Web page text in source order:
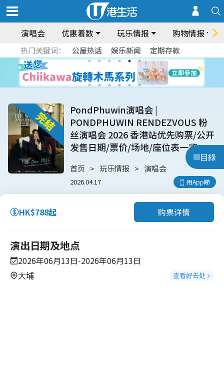
演唱会 优惠着数 玩乐情报 购物情报
热门关键词： 公屋热话 娱乐新闻 定期存款
目錄
PondPhuwin演唱会 |
PONDPHUWIN RENDEZVOUS 粉
丝演唱会 2026 香港站优先购票/公开
发售日期/票价/场地/座位表一览
首页 玩乐情报 演唱会
2026.04.17 用App睇
HK$788起 购票详情
演出日期及地点
2026年06月13日-2026年06月13日
大埔
查看好去处